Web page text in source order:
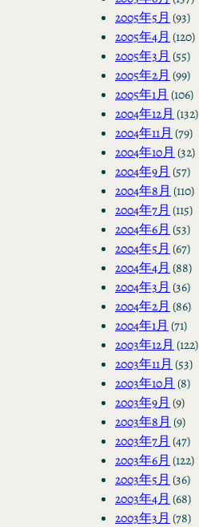
2005年5月 (93)
2005年4月 (120)
2005年3月 (55)
2005年2月 (99)
2005年1月 (106)
2004年12月 (132)
2004年11月 (79)
2004年10月 (32)
2004年9月 (57)
2004年8月 (110)
2004年7月 (115)
2004年6月 (53)
2004年5月 (67)
2004年4月 (88)
2004年3月 (36)
2004年2月 (86)
2004年1月 (71)
2003年12月 (122)
2003年11月 (53)
2003年10月 (8)
2003年9月 (9)
2003年8月 (9)
2003年7月 (47)
2003年6月 (122)
2003年5月 (36)
2003年4月 (68)
2003年3月 (78)